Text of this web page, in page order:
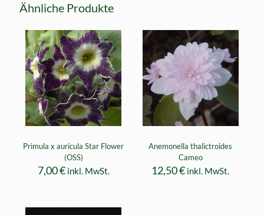
Ähnliche Produkte
Primula x auricula Star Flower
(OSS)
7,00€ inkl. MwSt.
Anemonella thalictroides
Cameo
12,50€ inkl. MwSt.